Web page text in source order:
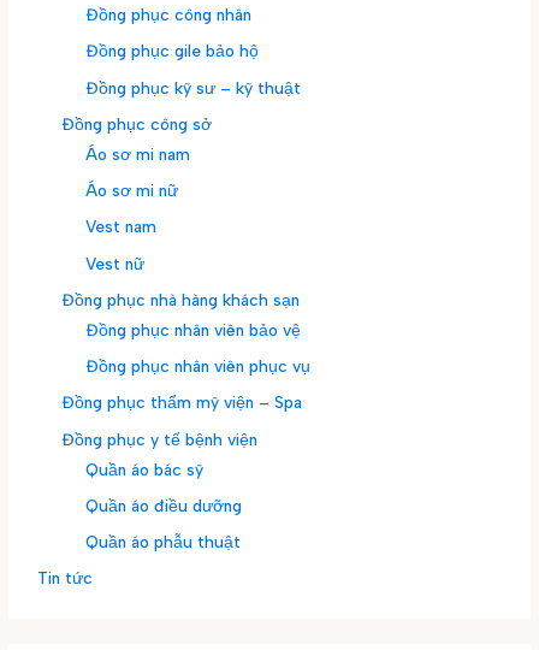
Đồng phục công nhân
Đồng phục gile bảo hộ
Đồng phục kỹ sư – kỹ thuật
Đồng phục công sở
Áo sơ mi nam
Áo sơ mi nữ
Vest nam
Vest nữ
Đồng phục nhà hàng khách sạn
Đồng phục nhân viên bảo vệ
Đồng phục nhân viên phục vụ
Đồng phục thẩm mỹ viện – Spa
Đồng phục y tế bệnh viện
Quần áo bác sỹ
Quần áo điều dưỡng
Quần áo phẫu thuật
Tin tức